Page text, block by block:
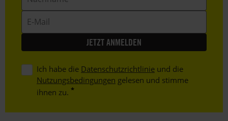
Mail
Ich habe die Datenschutzrichtlinie und die
Nutzungsbedingungen gelesen und stimme
ihnen zu.